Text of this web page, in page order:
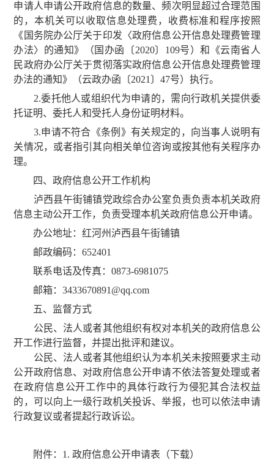
申请人申请公开政府信息的数量、频次明显超过合理范围
的，本机关可以收取信息处理费，收费标准和程序按照
《国务院办公厅关于印发〈政府信息公开信息处理费管理
办法〉的通知》（国办函〔2020〕109号）和《云南省人
民政府办公厅关于贯彻落实政府信息公开信息处理费管理
办法的通知》（云政办函〔2021〕47号）执行。
2.委托他人或组织代为申请的，需向行政机关提供委
托证明、委托人和受托人身份证明材料。
3.申请不符合《条例》有关规定的，向当事人说明有
关情况，或者指引其向相关单位咨询或按其他有关程序办
理。
四、政府信息公开工作机构
泸西县午街铺镇党政综合办公室负责负责本机关政府
信息主动公开工作，负责受理本机关政府信息公开申请。
办公地址：红河州泸西县午街铺镇
邮政编码：652401
联系电话及传真：0873-6981075
邮箱：3433670891@qq.com
五、监督方式
公民、法人或者其他组织有权对本机关的政府信息公
开工作进行监督，并提出批评和建议。
公民、法人或者其他组织认为本机关未按照要求主动
公开政府信息、对政府信息公开申请不依法答复处理或者
在政府信息公开工作中的具体行政行为侵犯其合法权益
的，可以向上一级行政机关投诉、举报，也可以依法申请
行政复议或者提起行政诉讼。
附件： 1. 政府信息公开申请表（下载）